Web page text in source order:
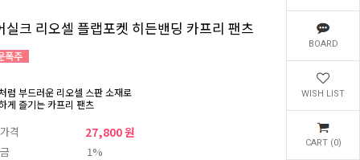
BOARD
WISH LIST
CART (0)
실크 리오셀 플랩포켓 히든밴딩 카프리 팬츠
럼 부드러운 리오셀 스판 소재로
게 즐기는 카프리 팬츠
격 27,800 원
1%